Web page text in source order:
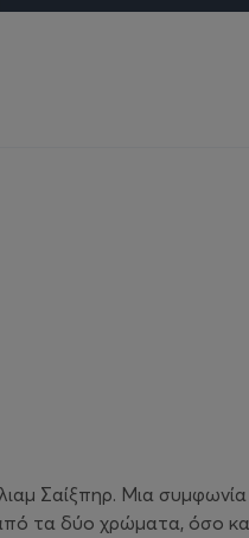
Σαίξπηρ. Μια συμφωνία
τα δύο χρώματα, όσο